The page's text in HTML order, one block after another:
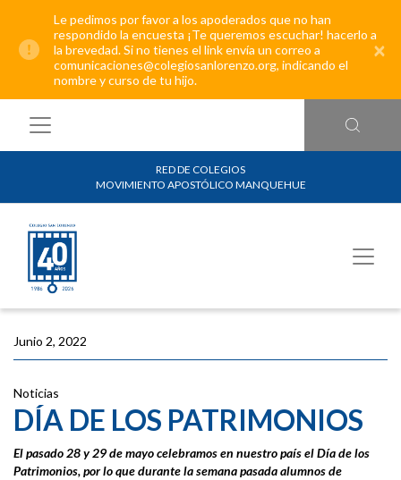
Le pedimos por favor a los apoderados que no han
respondido la encuesta ¡Te queremos escuchar! hacerlo a
la brevedad. Si no tienes el link envía un correo a
comunicaciones@colegiosanlorenzo.org, indicando el
nombre y curso de tu hijo.
×
RED DE COLEGIOS
MOVIMIENTO APOSTÓLICO MANQUEHUE
Junio 2, 2022
Noticias
DÍA DE LOS PATRIMONIOS
El pasado 28 y 29 de mayo celebramos en nuestro país el Día de los
Patrimonios, por lo que durante la semana pasada alumnos de